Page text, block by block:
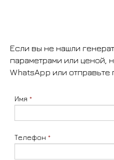
Если вы не нашли
параметрами или ценой,
WhatsApp или отправьте
Имя *
Телефон *